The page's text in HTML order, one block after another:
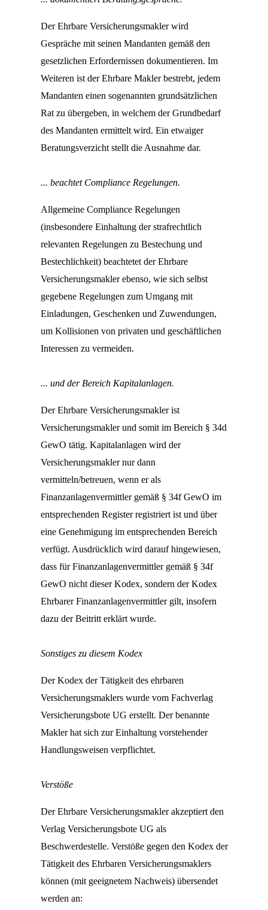
Der Ehrbare Versicherungsmakler wird
Gespräche mit seinen Mandanten gemäß den
gesetzlichen Erfordernissen dokumentieren. Im
Weiteren ist der Ehrbare Makler bestrebt, jedem
Mandanten einen sogenannten grundsätzlichen
Rat zu übergeben, in welchem der Grundbedarf
des Mandanten ermittelt wird. Ein etwaiger
Beratungsverzicht stellt die Ausnahme dar.
... beachtet Compliance Regelungen.
Allgemeine Compliance Regelungen
(insbesondere Einhaltung der strafrechtlich
relevanten Regelungen zu Bestechung und
Bestechlichkeit) beachtetet der Ehrbare
Versicherungsmakler ebenso, wie sich selbst
gegebene Regelungen zum Umgang mit
Einladungen, Geschenken und Zuwendungen,
um Kollisionen von privaten und geschäftlichen
Interessen zu vermeiden.
... und der Bereich Kapitalanlagen.
Der Ehrbare Versicherungsmakler ist
Versicherungsmakler und somit im Bereich § 34d
GewO tätig. Kapitalanlagen wird der
Versicherungsmakler nur dann
vermitteln/betreuen, wenn er als
Finanzanlagenvermittler gemäß § 34f GewO im
entsprechenden Register registriert ist und über
eine Genehmigung im entsprechenden Bereich
verfügt. Ausdrücklich wird darauf hingewiesen,
dass für Finanzanlagenvermittler gemäß § 34f
GewO nicht dieser Kodex, sondern der Kodex
Ehrbarer Finanzanlagenvermittler gilt, insofern
dazu der Beitritt erklärt wurde.
Sonstiges zu diesem Kodex
Der Kodex der Tätigkeit des ehrbaren
Versicherungsmaklers wurde vom Fachverlag
Versicherungsbote UG erstellt. Der benannte
Makler hat sich zur Einhaltung vorstehender
Handlungsweisen verpflichtet.
Verstöße
Der Ehrbare Versicherungsmakler akzeptiert den
Verlag Versicherungsbote UG als
Beschwerdestelle. Verstöße gegen den Kodex der
Tätigkeit des Ehrbaren Versicherungsmaklers
können (mit geeignetem Nachweis) übersendet
werden an: